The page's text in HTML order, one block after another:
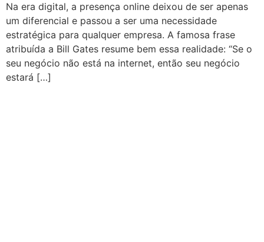
Na era digital, a presença online deixou de ser apenas
um diferencial e passou a ser uma necessidade
estratégica para qualquer empresa. A famosa frase
atribuída a Bill Gates resume bem essa realidade: “Se o
seu negócio não está na internet, então seu negócio
estará […]